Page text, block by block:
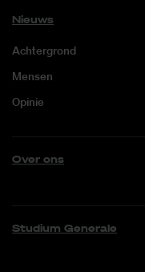
Nieuws
Achtergrond
Mensen
Opinie
Over ons
Studium Generale